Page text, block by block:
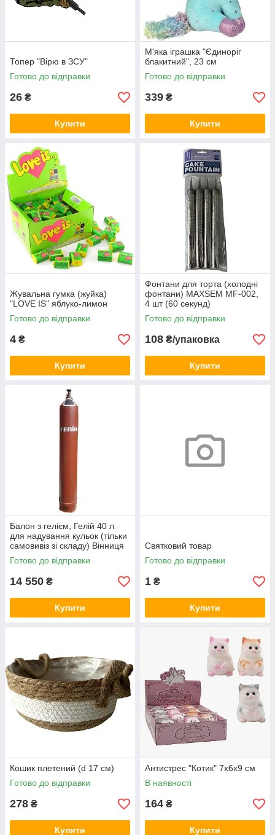
Топер "Вірю в ЗСУ"
Готово до відправки
26 ₴
Купити
М'яка іграшка "Єдиноріг
блакитний", 23 см
Готово до відправки
339 ₴
Купити
Жувальна гумка (жуйка)
"LOVE IS" яблуко-лимон
Готово до відправки
4 ₴
Купити
Фонтани для торта (холодні
фонтани) MAXSEM MF-002,
4 шт (60 секунд)
Готово до відправки
108 ₴/упаковка
Купити
Балон з гелієм, Гелій 40 л
для надування кульок (тільки
самовивіз зі складу) Вінниця
Готово до відправки
14 550 ₴
Купити
Святковий товар
Готово до відправки
1 ₴
Купити
Кошик плетений (d 17 см)
Готово до відправки
278 ₴
Купити
Антистрес "Котик" 7х6х9 см
В наявності
164 ₴
Купити